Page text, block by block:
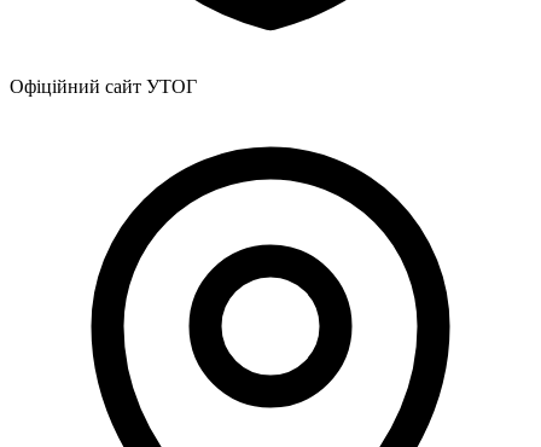
Офіційний сайт УТОГ